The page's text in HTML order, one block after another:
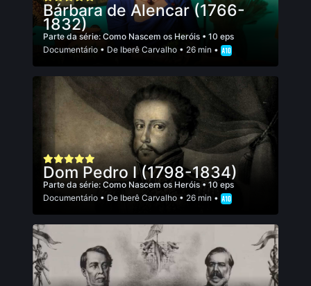
Bárbara de Alencar (1766-
1832)
Parte da série: Como Nascem os Heróis • 10 eps
Documentário • De Iberê Carvalho • 26 min •
Dom Pedro I (1798-1834)
Parte da série: Como Nascem os Heróis • 10 eps
Documentário • De Iberê Carvalho • 26 min •